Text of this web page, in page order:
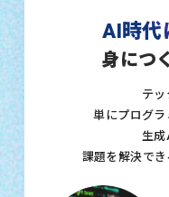
AI時代
身につ
テッ
単にプログラ
生
課題を解決でき